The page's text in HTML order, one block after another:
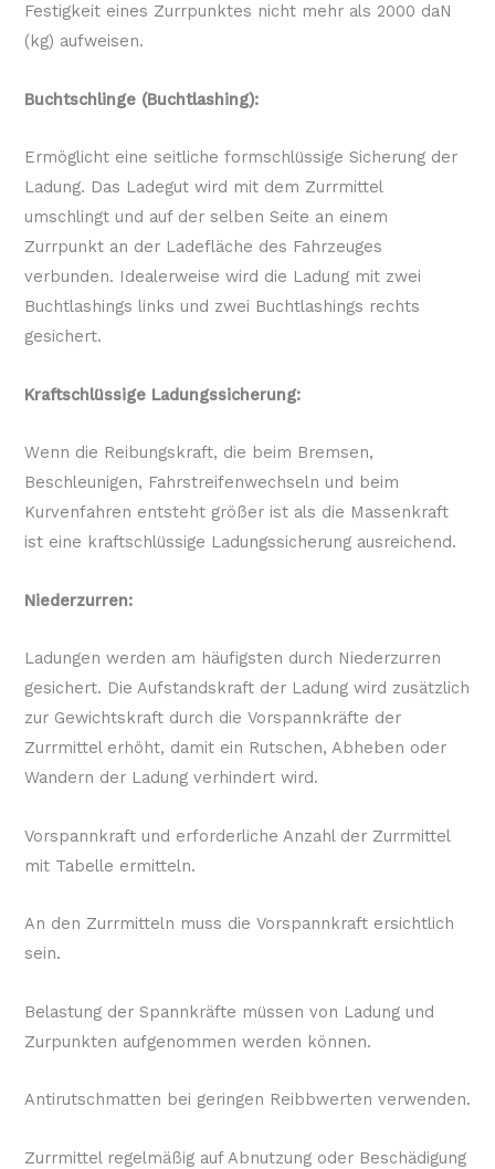
Festigkeit eines Zurrpunktes nicht mehr als 2000 daN
(kg) aufweisen.
Buchtschlinge (Buchtlashing):
Ermöglicht eine seitliche formschlüssige Sicherung der
Ladung. Das Ladegut wird mit dem Zurrmittel
umschlingt und auf der selben Seite an einem
Zurrpunkt an der Ladefläche des Fahrzeuges
verbunden. Idealerweise wird die Ladung mit zwei
Buchtlashings links und zwei Buchtlashings rechts
gesichert.
Kraftschlüssige Ladungssicherung:
Wenn die Reibungskraft, die beim Bremsen,
Beschleunigen, Fahrstreifenwechseln und beim
Kurvenfahren entsteht größer ist als die Massenkraft
ist eine kraftschlüssige Ladungssicherung ausreichend.
Niederzurren:
Ladungen werden am häufigsten durch Niederzurren
gesichert. Die Aufstandskraft der Ladung wird zusätzlich
zur Gewichtskraft durch die Vorspannkräfte der
Zurrmittel erhöht, damit ein Rutschen, Abheben oder
Wandern der Ladung verhindert wird.
Vorspannkraft und erforderliche Anzahl der Zurrmittel
mit Tabelle ermitteln.
An den Zurrmitteln muss die Vorspannkraft ersichtlich
sein.
Belastung der Spannkräfte müssen von Ladung und
Zurpunkten aufgenommen werden können.
Antirutschmatten bei geringen Reibbwerten verwenden.
Zurrmittel regelmäßig auf Abnutzung oder Beschädigung